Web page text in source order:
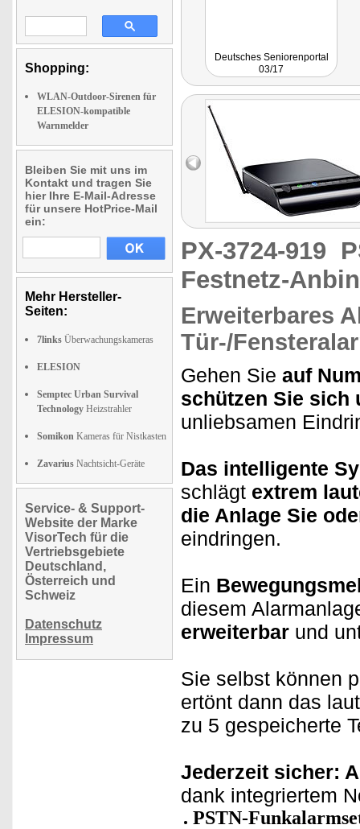
Shopping:
WLAN-Outdoor-Sirenen für
ELESION-kompatible
Warnmelder
Bleiben Sie mit uns im
Kontakt und tragen Sie
hier Ihre E-Mail-Adresse
für unsere HotPrice-Mail
ein:
Mehr Hersteller-
Seiten:
7links Überwachungskameras
ELESION
Semptec Urban Survival
Technology Heizstrahler
Somikon Kameras für Nistkasten
Zavarius Nachtsicht-Geräte
Service- & Support-
Website der Marke
VisorTech für die
Vertriebsgebiete
Deutschland,
Österreich und
Schweiz
Datenschutz
Impressum
Deutsches Seniorenportal
03/17
PX-3724-919
Festnetz-
Erweiterbares
Tür-/
Gehen Sie auf
schützen Sie sich
unliebsamen
Das intelligente
schlägt extrem
die Anlage Sie
eindringen.
Ein
diesem
erweiterbar und
Sie selbst können
ertönt dann das
zu 5 gespeicherte
Jederzeit sicher:
dank integriertem
PSTN-